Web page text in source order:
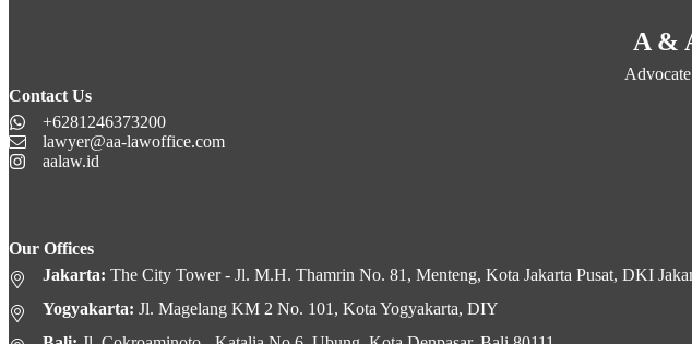
A &
Contact Us
+6281246373200
lawyer@aa-lawoffice.com
aalaw.id
Our Offices
Jakarta: The City Tower - Jl. M.H. Thamrin No. 81, Menteng, Kota Jakarta Pusat, DKI
Yogyakarta: Jl. Magelang KM 2 No. 101, Kota Yogyakarta, DIY